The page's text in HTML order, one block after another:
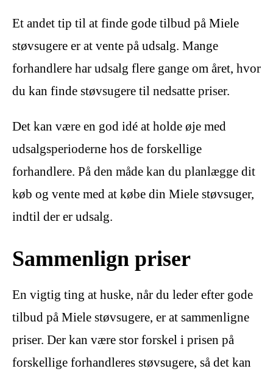
Et andet tip til at finde gode tilbud på Miele
støvsugere er at vente på udsalg. Mange
forhandlere har udsalg flere gange om året, hvor
du kan finde støvsugere til nedsatte priser.
Det kan være en god idé at holde øje med
udsalgsperioderne hos de forskellige
forhandlere. På den måde kan du planlægge dit
køb og vente med at købe din Miele støvsuger,
indtil der er udsalg.
Sammenlign priser
En vigtig ting at huske, når du leder efter gode
tilbud på Miele støvsugere, er at sammenligne
priser. Der kan være stor forskel i prisen på
forskellige forhandleres støvsugere, så det kan